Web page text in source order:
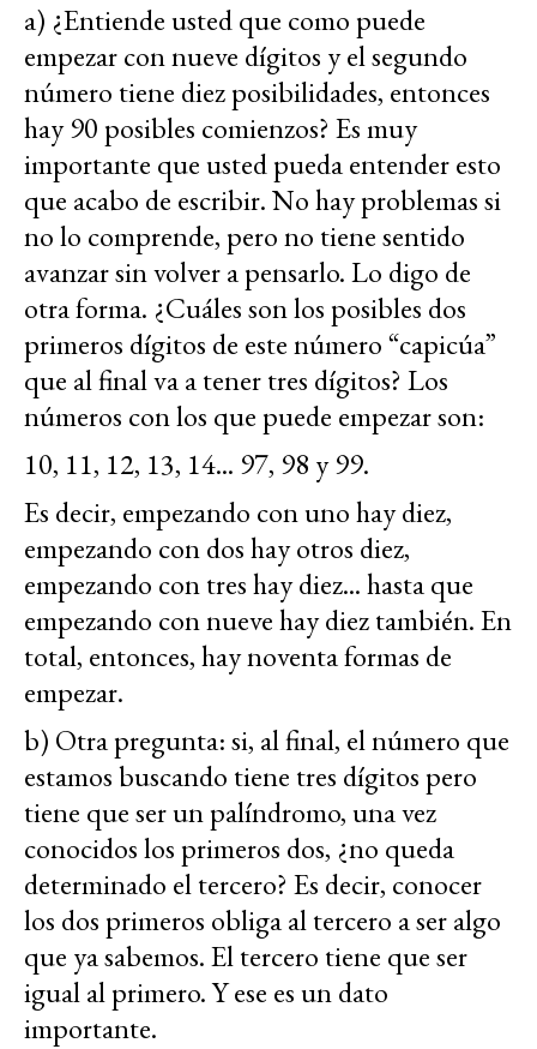
a) ¿Entiende usted que como puede
empezar con nueve dígitos y el segundo
número tiene diez posibilidades, entonces
hay 90 posibles comienzos? Es muy
importante que usted pueda entender esto
que acabo de escribir. No hay problemas si
no lo comprende, pero no tiene sentido
avanzar sin volver a pensarlo. Lo digo de
otra forma. ¿Cuáles son los posibles dos
primeros dígitos de este número “capicúa”
que al final va a tener tres dígitos? Los
números con los que puede empezar son:
10, 11, 12, 13, 14... 97, 98 y 99.
Es decir, empezando con uno hay diez,
empezando con dos hay otros diez,
empezando con tres hay diez... hasta que
empezando con nueve hay diez también. En
total, entonces, hay noventa formas de
empezar.
b) Otra pregunta: si, al final, el número que
estamos buscando tiene tres dígitos pero
tiene que ser un palíndromo, una vez
conocidos los primeros dos, ¿no queda
determinado el tercero? Es decir, conocer
los dos primeros obliga al tercero a ser algo
que ya sabemos. El tercero tiene que ser
igual al primero. Y ese es un dato
importante.